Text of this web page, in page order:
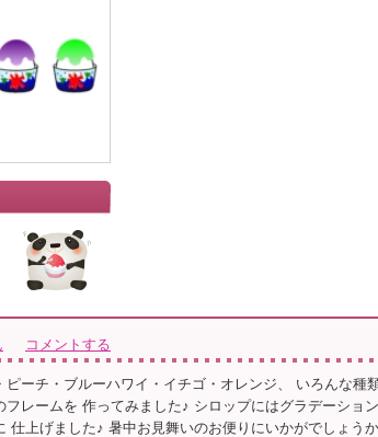
コメントする
ピーチ・ブルーハワイ・イチゴ・オレンジ、 いろんな種
フレームを 作ってみました♪ シロップにはグラデーショ
仕上げました♪ 暑中お見舞いのお便りにいかがでしょう